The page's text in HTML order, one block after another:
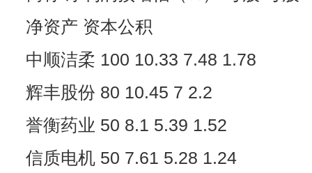
净资产 资本公积
中顺洁柔 100 10.33 7.48 1.78
辉丰股份 80 10.45 7 2.2
誉衡药业 50 8.1 5.39 1.52
信质电机 50 7.61 5.28 1.24